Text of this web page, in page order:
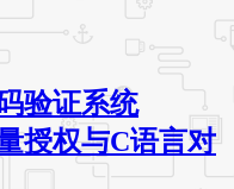
验证系统
授权与C语言对